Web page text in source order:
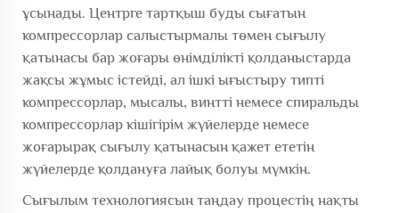
ұсынады. Центрге тартқыш буды сығатын
компрессорлар салыстырмалы төмен сығылу
қатынасы бар жоғары өнімділікті қолданыстарда
жақсы жұмыс істейді, ал ішкі ығыстыру типті
компрессорлар, мысалы, винтті немесе спиральды
компрессорлар кішігірім жүйелерде немесе
жоғарырақ сығылу қатынасын қажет ететін
жүйелерде қолдануға лайық болуы мүмкін.
Сығылым технологиясын таңдау процестің нақты